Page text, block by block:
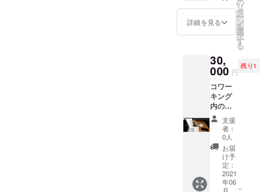
は、
「備考
欄」に
てくだ
さい
目以降
も同金
ます。
※2ヶ月
の決済
はまた
別で
行って
いただ
きま
す。 ※
レセプ
ション
パー
ティー
ダード
会員権
・あり
をお届
けいた
しま
す。 ・
レセプ
ション
パー
ティー
へご招
待（6月
頃開催
予定）
※1ヶ月
コワー
詳細を見る
の
リ
タ
ー
ン
を
選
択
す
る
30,
000 円
残り1
コワー
キング
内の集
中ス
ペース
の机代
を支援
する代
わり
に、机
支援
者：
0人
お届
け予
定：
2021
年06